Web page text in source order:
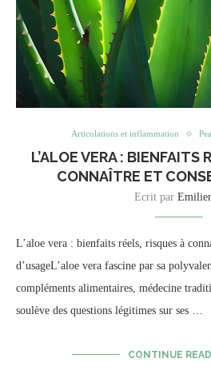
Articulations et inflammation
L’ALOE VERA : BIENFAITS
CONNAÎTRE ET
Ecrit par
L’aloe vera : bienfaits réels, risques à
d’usageL’aloe vera fascine par sa
compléments alimentaires, médecine
soulève des questions légitimes sur ses …
CONTINUE